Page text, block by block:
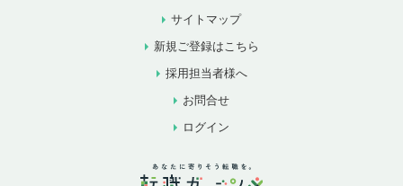
サイトマップ
新規ご登録はこちら
採用担当者様へ
お問合せ
ログイン